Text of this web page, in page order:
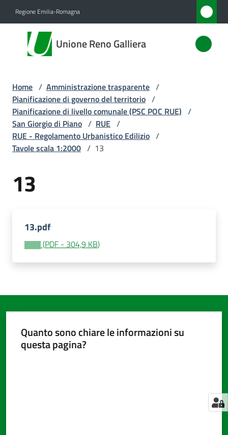
Regione Emilia-Romagna
Unione Reno Galliera
Unione
Reno
Amministrazione
Menu selezionato
Novità
Vivere
Menu selezionato
Tutti
argomenti...
Home / Amministrazione trasparente /
Pianificazione di governo del territorio /
Pianificazione di livello comunale (PSC POC RUE) /
San Giorgio di Piano / RUE /
RUE - Regolamento Urbanistico Edilizio /
Tavole scala 1:2000 / 13
13
13.pdf
(PDF - 304,9 KB)
Quanto sono chiare le informazioni su
questa pagina?